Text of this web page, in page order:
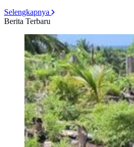
Selengkapnya
Berita Terbaru